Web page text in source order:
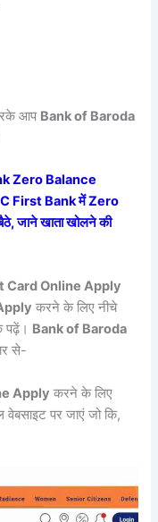
आप Bank of Baroda
Zero Balance
First Bank में Zero
जाने खाता खोलने की
Card Online Apply
करने के लिए नीचे
पढ़ें। Bank of Baroda
से-
Apply करने के लिए
पर जाएं जो कि,